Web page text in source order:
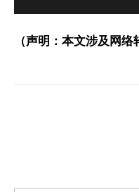
（声明：本文涉及网